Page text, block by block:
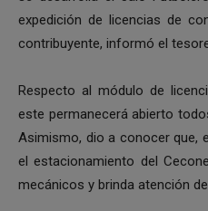
expedición de licencias de
contribuyente, informó el
Respecto al módulo de
este permanecerá abierto
Asimismo, dio a conocer que,
el estacionamiento del
mecánicos y brinda atención